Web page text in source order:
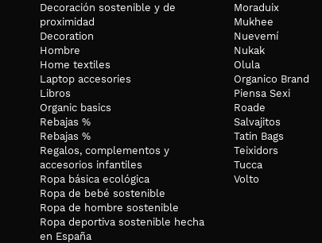
CUIDADOS
Se puede lavar a máquina. Te recomendamos que lo
ENVÍOS:
Los envíos nacionales son gratuitos, excepto Canarias,
horas.
Si en algún momento consideras que ya no la quieres
Decoración sostenible y de
proximidad
Decoration
Hombre
Home textiles
Laptop accesories
Libros
Organic basics
Rebajas %
Rebajas %
Regalos, complementos y
accesorios infantiles
Ropa básica ecológica
Ropa de bebé sostenible
Ropa de hombre sostenible
Ropa deportiva sostenible hecha
en España
Moraduix
Mukhee
Nuevemí
Nukak
Olula
Organico Brand
Piensa Sexi
Roade
Salvajitos
Tatin Bags
Teixidors
Tucca
Volto